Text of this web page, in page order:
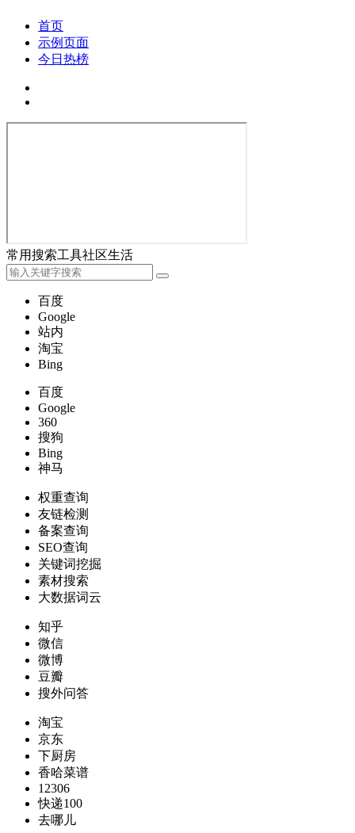
首页
示例页面
今日热榜
常用搜索工具社区生活
百度
Google
站内
淘宝
Bing
百度
Google
360
搜狗
Bing
神马
权重查询
友链检测
备案查询
SEO查询
关键词挖掘
素材搜索
大数据词云
知乎
微信
微博
豆瓣
搜外问答
淘宝
京东
下厨房
香哈菜谱
12306
快递100
去哪儿